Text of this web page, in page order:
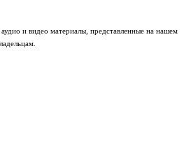
и видео материалы, представленные на нашем